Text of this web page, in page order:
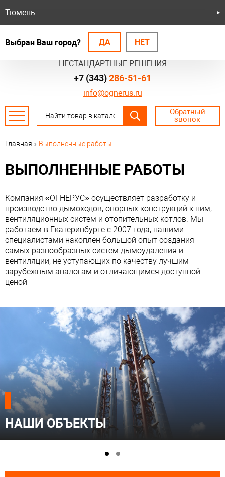
БЕЗОПАСНЫЕ СИСТЕМЫ
НЕСТАНДАРТНЫЕ РЕШЕНИЯ
Тюмень
Выбран Ваш город? ДА НЕТ
info@ognerus.ru
+7 (343)286-51-61
Обратный
звонок
Главная › Выполненные работы
ВЫПОЛНЕННЫЕ РАБОТЫ
Компания «ОГНЕРУС» осуществляет разработку и
производство дымоходов, опорных конструкций к ним,
вентиляционных систем и отопительных котлов. Мы
работаем в Екатеринбурге с 2007 года, нашими
специалистами накоплен большой опыт создания
самых разнообразных систем дымоудаления и
вентиляции, не уступающих по качеству лучшим
зарубежным аналогам и отличающимся доступной
ценой
НАШИ ОБЪЕКТЫ